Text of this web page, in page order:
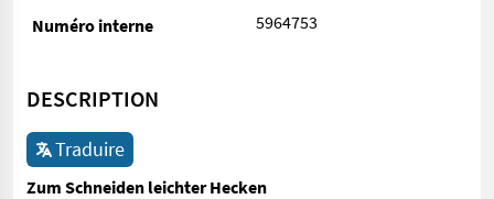
Numéro interne 5964753
DESCRIPTION
Traduire
Zum Schneiden leichter Hecken